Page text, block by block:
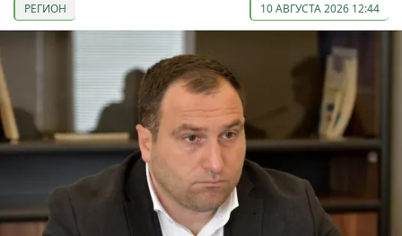
РЕГИОН 10 АВГУСТА 2026 12:44